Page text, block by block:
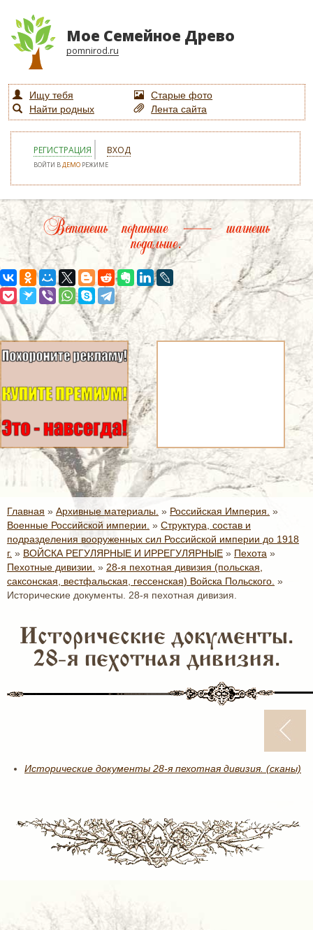
Мое Семейное Древо
pomnirod.ru
Ищу тебя
Старые фото
Найти родных
Лента сайта
РЕГИСТРАЦИЯ ВХОД
ВОЙТИ ВДЕМО РЕЖИМЕ
Встанешь пораньше — шагнешь
подальше.
Главная » Архивные материалы. » Российская Империя. »
Военные Российской империи. » Структура, состав и
подразделения вооруженных сил Российской империи до 1918
г. » ВОЙСКА РЕГУЛЯРНЫЕ И ИРРЕГУЛЯРНЫЕ » Пехота »
Пехотные дивизии. » 28-я пехотная дивизия (польская,
саксонская, вестфальская, гессенская) Войска Польского. »
Исторические документы. 28-я пехотная дивизия.
Исторические документы.
28-я пехотная дивизия.
Исторические документы 28-я пехотная дивизия. (сканы)